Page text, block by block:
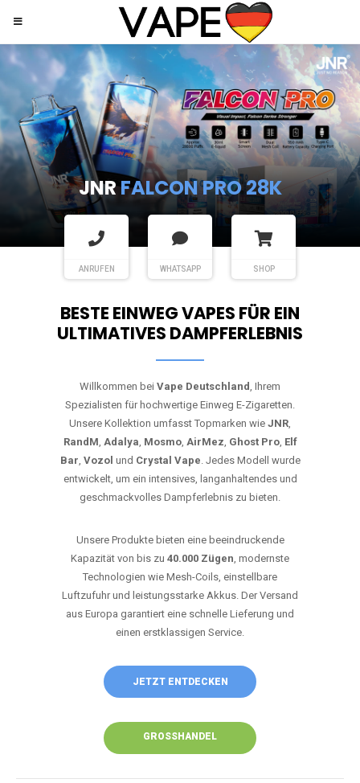
JNRSHISHA HOOKAH MAX
ANRUFEN WHATSAPP SHOP
BESTE EINWEG VAPES FÜR EIN
ULTIMATIVES DAMPFERLEBNIS
Willkommen bei Vape Deutschland, Ihrem
Spezialisten für hochwertige Einweg E-Zigaretten.
Unsere Kollektion umfasst Topmarken wie JNR,
RandM, Adalya, Mosmo, AirMez, Ghost Pro, Elf
Bar, Vozol und Crystal Vape. Jedes Modell wurde
entwickelt, um ein intensives, langanhaltendes und
geschmackvolles Dampferlebnis zu bieten.
Unsere Produkte bieten eine beeindruckende
Kapazität von bis zu 40.000 Zügen, modernste
Technologien wie Mesh-Coils, einstellbare
Luftzufuhr und leistungsstarke Akkus. Der Versand
aus Europa garantiert eine schnelle Lieferung und
einen erstklassigen Service.
JETZT ENTDECKEN
GROSSHANDEL